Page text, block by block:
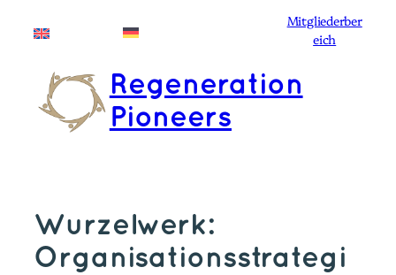
Inhalt
Mitgliederber
eich
Regeneration
Pioneers
Wurzelwerk:
Organisationsstrategi